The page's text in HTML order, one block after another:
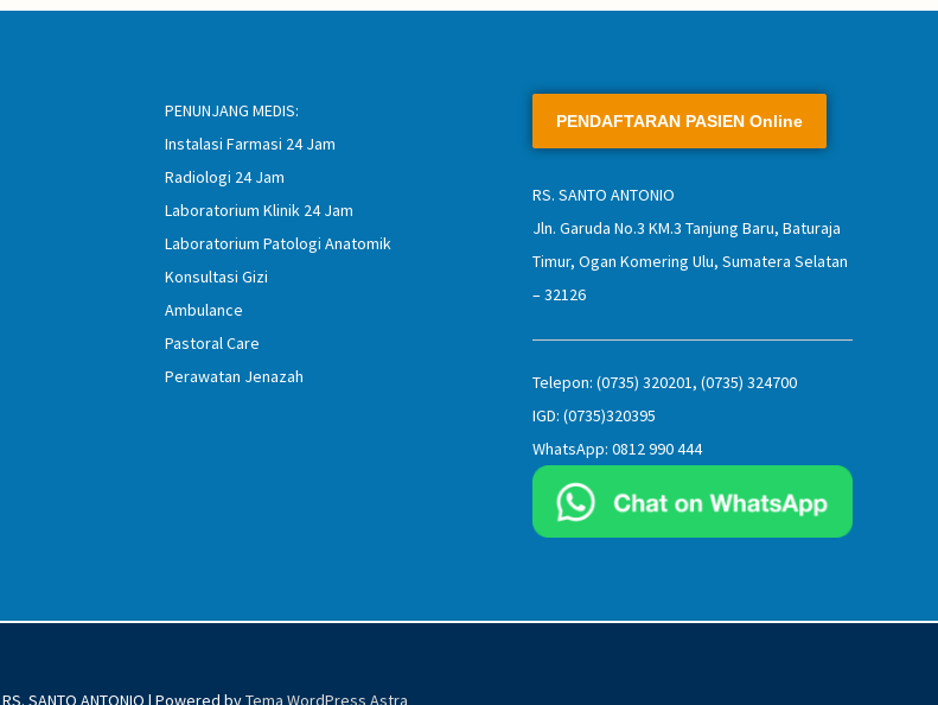
PENUNJANG MEDIS:
Instalasi Farmasi 24 Jam
Radiologi 24 Jam
Laboratorium Klinik 24 Jam
Laboratorium Patologi Anatomik
Konsultasi Gizi
Ambulance
Pastoral Care
Perawatan Jenazah
RS. SANTO ANTONIO
Jln. Garuda No.3 KM.3 Tanjung Baru, Baturaja
Timur, Ogan Komering Ulu, Sumatera Selatan
– 32126
Telepon: (0735) 320201, (0735) 324700
IGD: (0735)320395
WhatsApp: 0812 990 444
RS. SANTO ANTONIO | Powered byTema WordPress Astra